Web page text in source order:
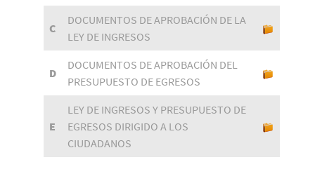
C
DOCUMENTOS DE APROBACIÓN DE LA
LEY DE INGRESOS
D
DOCUMENTOS DE APROBACIÓN DEL
PRESUPUESTO DE EGRESOS
E
LEY DE INGRESOS Y PRESUPUESTO DE
EGRESOS DIRIGIDO A LOS
CIUDADANOS